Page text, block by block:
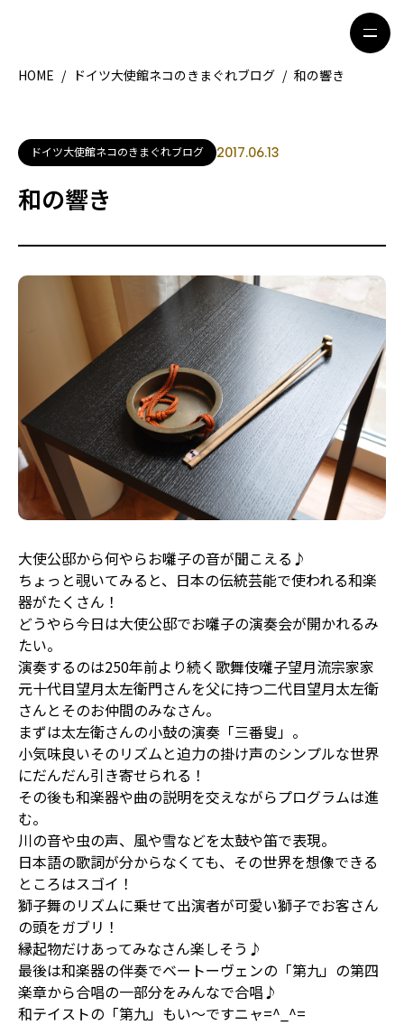
HOME
地域別ガイド
観光ガイド
ライフスタイル
著者一覧
ライター募集
HOME / ドイツ大使館ネコのきまぐれブログ / 和の響き
ドイツ大使館ネコのきまぐれブログ 2017.06.13
和の響き
大使公邸から何やらお囃子の音が聞こえる♪
ちょっと覗いてみると、日本の伝統芸能で使われる和楽
器がたくさん！
どうやら今日は大使公邸でお囃子の演奏会が開かれるみ
たい。
演奏するのは250年前より続く歌舞伎囃子望月流宗家家
元十代目望月太左衛門さんを父に持つ二代目望月太左衛
さんとそのお仲間のみなさん。
まずは太左衛さんの小鼓の演奏「三番叟」。
小気味良いそのリズムと迫力の掛け声のシンプルな世界
にだんだん引き寄せられる！
その後も和楽器や曲の説明を交えながらプログラムは進
む。
川の音や虫の声、風や雪などを太鼓や笛で表現。
日本語の歌詞が分からなくても、その世界を想像できる
ところはスゴイ！
獅子舞のリズムに乗せて出演者が可愛い獅子でお客さん
の頭をガブリ！
縁起物だけあってみなさん楽しそう♪
最後は和楽器の伴奏でベートーヴェンの「第九」の第四
楽章から合唱の一部分をみんなで合唱♪
和テイストの「第九」もい〜ですニャ=^_^=